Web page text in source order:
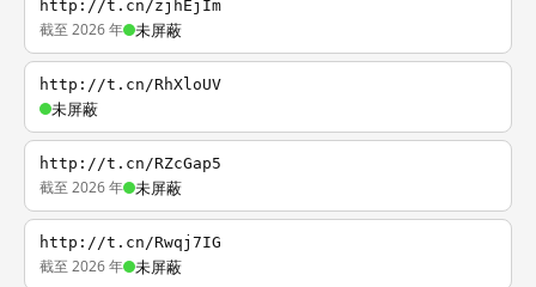
http://t.cn/zjhEjIm
截至 2026 年 未屏蔽
http://t.cn/RhXloUV
未屏蔽
http://t.cn/RZcGap5
截至 2026 年 未屏蔽
http://t.cn/Rwqj7IG
截至 2026 年 未屏蔽